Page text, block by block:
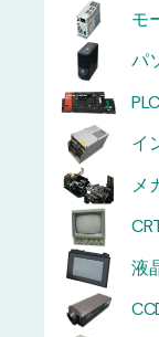
モ
パ
イ
メ
液